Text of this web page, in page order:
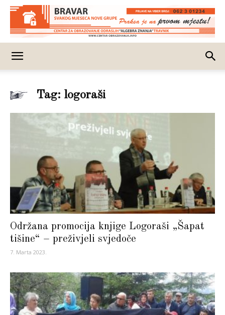
Tag: logoraši
Održana promocija knjige Logoraši „Šapat
tišine“ – preživjeli svjedoče
7. Marta 2023.